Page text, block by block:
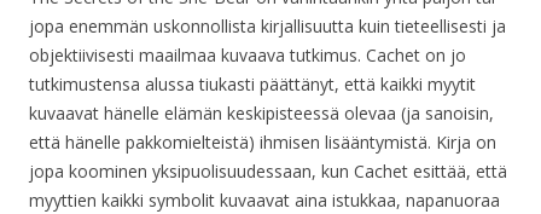
jopa enemmän uskonnollista kirjallisuutta kuin tieteellisesti ja
objektiivisesti maailmaa kuvaava tutkimus. Cachet on jo
tutkimustensa alussa tiukasti päättänyt, että kaikki myytit
kuvaavat hänelle elämän keskipisteessä olevaa (ja sanoisin,
että hänelle pakkomielteistä) ihmisen lisääntymistä. Kirja on
jopa koominen yksipuolisuudessaan, kun Cachet esittää, että
myyttien kaikki symbolit kuvaavat aina istukkaa, napanuoraa